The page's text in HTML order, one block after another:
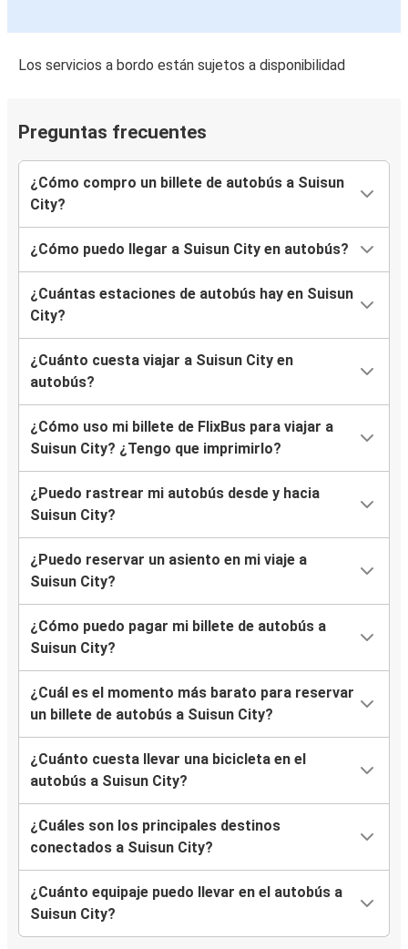
Los servicios a bordo están sujetos a disponibilidad
Preguntas frecuentes
¿Cómo compro un billete de autobús a Suisun
City?
¿Cómo puedo llegar a Suisun City en autobús?
¿Cuántas estaciones de autobús hay en Suisun
City?
¿Cuánto cuesta viajar a Suisun City en
autobús?
¿Cómo uso mi billete de FlixBus para viajar a
Suisun City? ¿Tengo que imprimirlo?
¿Puedo rastrear mi autobús desde y hacia
Suisun City?
¿Puedo reservar un asiento en mi viaje a
Suisun City?
¿Cómo puedo pagar mi billete de autobús a
Suisun City?
¿Cuál es el momento más barato para reservar
un billete de autobús a Suisun City?
¿Cuánto cuesta llevar una bicicleta en el
autobús a Suisun City?
¿Cuáles son los principales destinos
conectados a Suisun City?
¿Cuánto equipaje puedo llevar en el autobús a
Suisun City?